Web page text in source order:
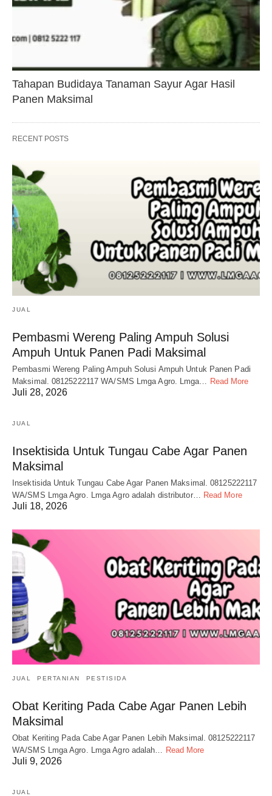
Tahapan Budidaya Tanaman Sayur Agar Hasil
Panen Maksimal
RECENT POSTS
JUAL
Pembasmi Wereng Paling Ampuh Solusi
Ampuh Untuk Panen Padi Maksimal
Pembasmi Wereng Paling Ampuh Solusi Ampuh Untuk Panen Padi
Maksimal. 08125222117 WA/SMS Lmga Agro. Lmga… Read More
Juli 28, 2026
JUAL
Insektisida Untuk Tungau Cabe Agar Panen
Maksimal
Insektisida Untuk Tungau Cabe Agar Panen Maksimal. 08125222117
WA/SMS Lmga Agro. Lmga Agro adalah distributor… Read More
Juli 18, 2026
JUAL PERTANIAN PESTISIDA
Obat Keriting Pada Cabe Agar Panen Lebih
Maksimal
Obat Keriting Pada Cabe Agar Panen Lebih Maksimal. 08125222117
WA/SMS Lmga Agro. Lmga Agro adalah…
Read More
Juli 9, 2026
JUAL